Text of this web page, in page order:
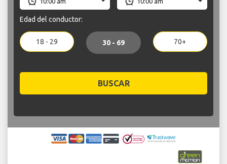
Edad del conductor:
18 - 29 30 - 69 70+
BUSCAR